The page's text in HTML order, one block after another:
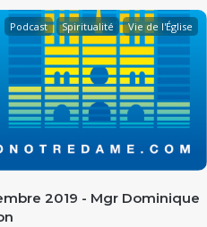
Podcast Spiritualité Vie de l'Église
2019 - Mgr Dominique